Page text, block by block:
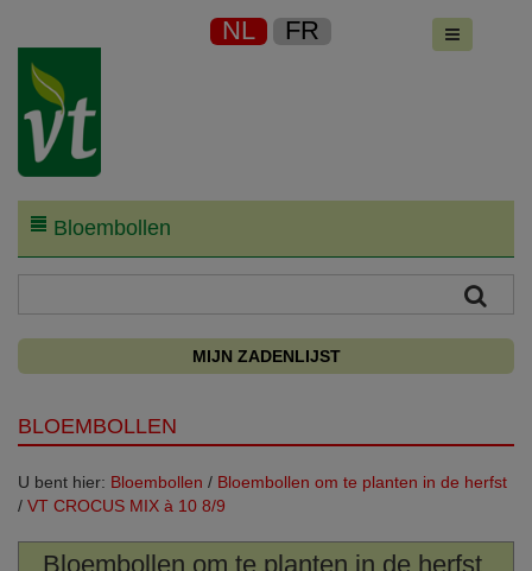
NL FR
Bloembollen
MIJN ZADENLIJST
BLOEMBOLLEN
U bent hier: Bloembollen / Bloembollen om te planten in de herfst
/ VT CROCUS MIX à 10 8/9
Bloembollen om te planten in de herfst